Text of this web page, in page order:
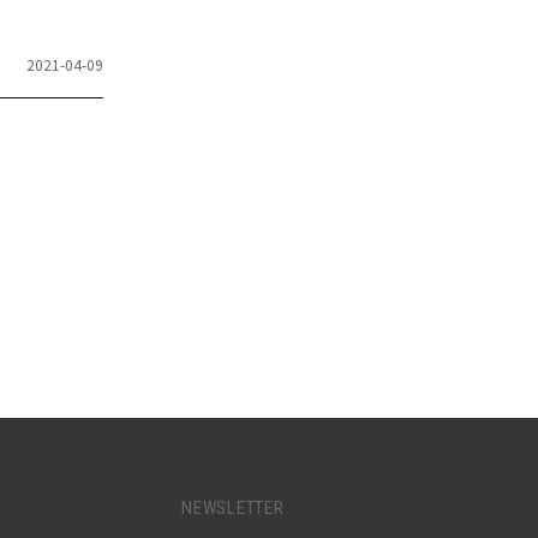
2021-04-09
NEWSLETTER